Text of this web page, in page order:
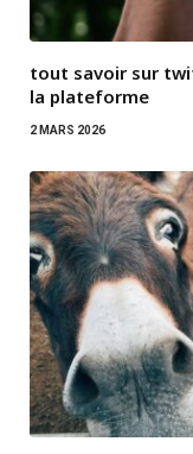
tout savoir sur
la plateforme
2 MARS 2026